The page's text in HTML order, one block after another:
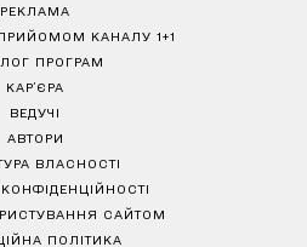
РЕКЛАМА
КАНАЛУ 1+1
ПРОГРАМ
КАР’ЄРА
ВЕДУЧІ
АВТОРИ
ВЛАСНОСТІ
САЙТОМ
ПОЛІТИКА